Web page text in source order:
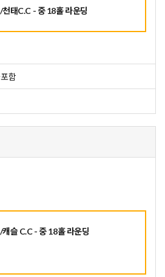
/천태C.C - 중 18홀 라운딩
함
/캐슬 C.C - 중 18홀 라운딩